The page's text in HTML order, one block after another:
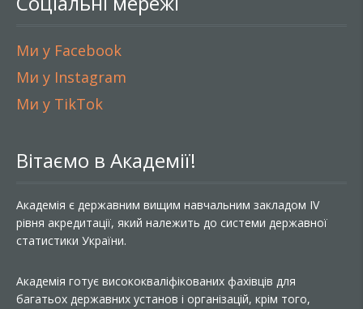
Ми у Facebook
Ми у Instagram
Ми у TikTok
Вітаємо в Академії!
Академія є державним вищим навчальним закладом IV
рівня акредитації, який належить до системи державної
статистики України.
Академія готує висококваліфікованих фахівців для
багатьох державних установ і організацій, крім того,